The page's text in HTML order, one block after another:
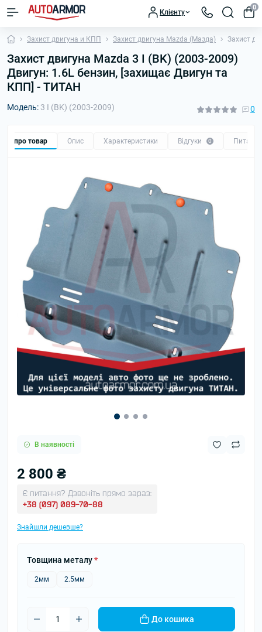
Клієнту
0
Захист двигуна и КПП Захист двигуна Mazda (Мазда) Захист
Захист двигуна Mazda 3 I (BK) (2003-2009)
Двигун: 1.6L бензин, [захищає Двигун та
КПП] - ТИТАН
Модель: 3 I (BK) (2003-2009) 0
Все про товар Опис Характеристики Відгуки 0 Питання
В наявності
2 800 ₴
Є питання? Дзвоніть прямо зараз:
+38 (097) 089-70-88
Знайшли дешевше?
Товщина металу*
2мм 2.5мм
До кошика